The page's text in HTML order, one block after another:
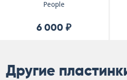
People
6 000 ₽
Другие